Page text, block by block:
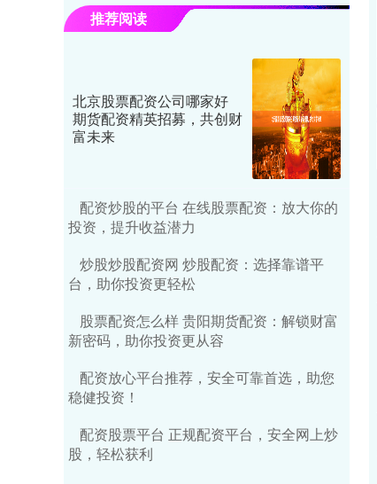
推荐阅读
北京股票配资公司哪家好
期货配资精英招募，共创财
富未来
配资炒股的平台 在线股票配资：放大你的
投资，提升收益潜力
炒股炒股配资网 炒股配资：选择靠谱平
台，助你投资更轻松
股票配资怎么样 贵阳期货配资：解锁财富
新密码，助你投资更从容
配资放心平台推荐，安全可靠首选，助您
稳健投资！
配资股票平台 正规配资平台，安全网上炒
股，轻松获利